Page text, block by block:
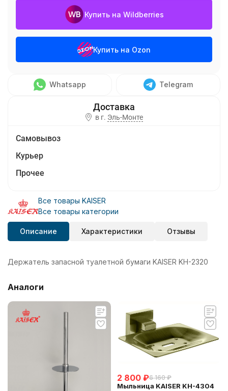
Купить на Wildberries
Купить на Ozon
Whatsapp Telegram
в г. Эль-Монте
Самовывоз
Курьер
Прочее
Все товары KAISER
Все товары категории
Описание Характеристики Отзывы
Держатель запасной туалетной бумаги KAISER KH-2320
Аналоги
2 800 ₽6 160 ₽
Мыльница KAISER KH-4304